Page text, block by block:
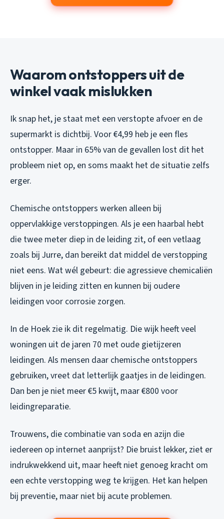
Waarom ontstoppers uit de
winkel vaak mislukken
Ik snap het, je staat met een verstopte afvoer en de
supermarkt is dichtbij. Voor €4,99 heb je een fles
ontstopper. Maar in 65% van de gevallen lost dit het
probleem niet op, en soms maakt het de situatie zelfs
erger.
Chemische ontstoppers werken alleen bij
oppervlakkige verstoppingen. Als je een haarbal hebt
die twee meter diep in de leiding zit, of een vetlaag
zoals bij Jurre, dan bereikt dat middel de verstopping
niet eens. Wat wél gebeurt: die agressieve chemicaliën
blijven in je leiding zitten en kunnen bij oudere
leidingen voor corrosie zorgen.
In de Hoek zie ik dit regelmatig. Die wijk heeft veel
woningen uit de jaren 70 met oude gietijzeren
leidingen. Als mensen daar chemische ontstoppers
gebruiken, vreet dat letterlijk gaatjes in de leidingen.
Dan ben je niet meer €5 kwijt, maar €800 voor
leidingreparatie.
Trouwens, die combinatie van soda en azijn die
iedereen op internet aanprijst? Die bruist lekker, ziet er
indrukwekkend uit, maar heeft niet genoeg kracht om
een echte verstopping weg te krijgen. Het kan helpen
bij preventie, maar niet bij acute problemen.